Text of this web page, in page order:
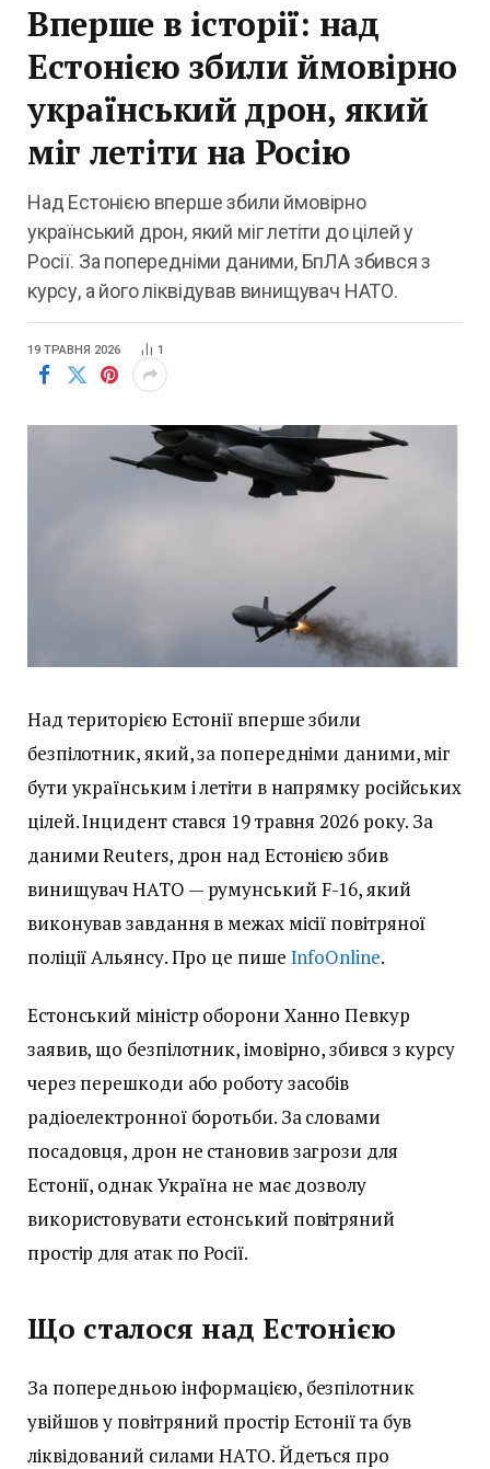
Вперше в історії: над
Естонією збили ймовірно
український дрон, який
міг летіти на Росію
Над Естонією вперше збили ймовірно
український дрон, який міг летіти до цілей у
Росії. За попередніми даними, БпЛА збився з
курсу, а його ліквідував винищувач НАТО.
19 ТРАВНЯ 2026 1
Над територією Естонії вперше збили
безпілотник, який, за попередніми даними, міг
бути українським і летіти в напрямку російських
цілей. Інцидент стався 19 травня 2026 року. За
даними Reuters, дрон над Естонією збив
винищувач НАТО — румунський F-16, який
виконував завдання в межах місії повітряної
поліції Альянсу. Про це пише InfoOnline.
Естонський міністр оборони Ханно Певкур
заявив, що безпілотник, імовірно, збився з курсу
через перешкоди або роботу засобів
радіоелектронної боротьби. За словами
посадовця, дрон не становив загрози для
Естонії, однак Україна не має дозволу
використовувати естонський повітряний
простір для атак по Росії.
Що сталося над Естонією
За попередньою інформацією, безпілотник
увійшов у повітряний простір Естонії та був
ліквідований силами НАТО. Йдеться про